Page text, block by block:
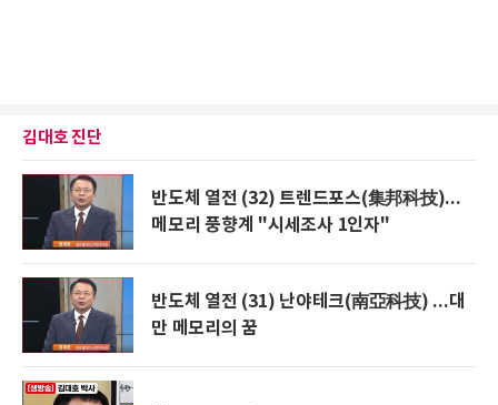
김대호 진단
반도체 열전 (32) 트렌드포스(集邦科技)...
메모리 풍향계 "시세조사 1인자"
반도체 열전 (31) 난야테크(南亞科技) ...대
만 메모리의 꿈